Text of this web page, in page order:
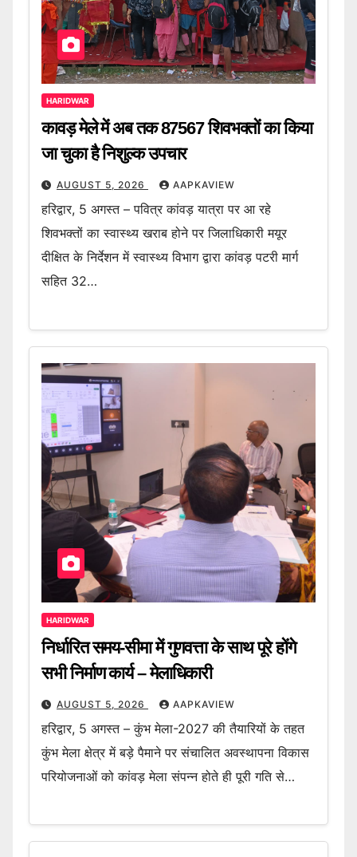
HARIDWAR
कावड़ मेले में अब तक 87567 शिवभक्तों का किया
जा चुका है निशुल्क उपचार
AUGUST 5, 2026 AAPKAVIEW
हरिद्वार, 5 अगस्त – पवित्र कांवड़ यात्रा पर आ रहे
शिवभक्तों का स्वास्थ्य खराब होने पर जिलाधिकारी मयूर
दीक्षित के निर्देशन में स्वास्थ्य विभाग द्वारा कांवड़ पटरी मार्ग
सहित 32…
HARIDWAR
निर्धारित समय-सीमा में गुणवत्ता के साथ पूरे होंगे
सभी निर्माण कार्य – मेलाधिकारी
AUGUST 5, 2026 AAPKAVIEW
हरिद्वार, 5 अगस्त – कुंभ मेला-2027 की तैयारियों के तहत
कुंभ मेला क्षेत्र में बड़े पैमाने पर संचालित अवस्थापना विकास
परियोजनाओं को कांवड़ मेला संपन्न होते ही पूरी गति से…